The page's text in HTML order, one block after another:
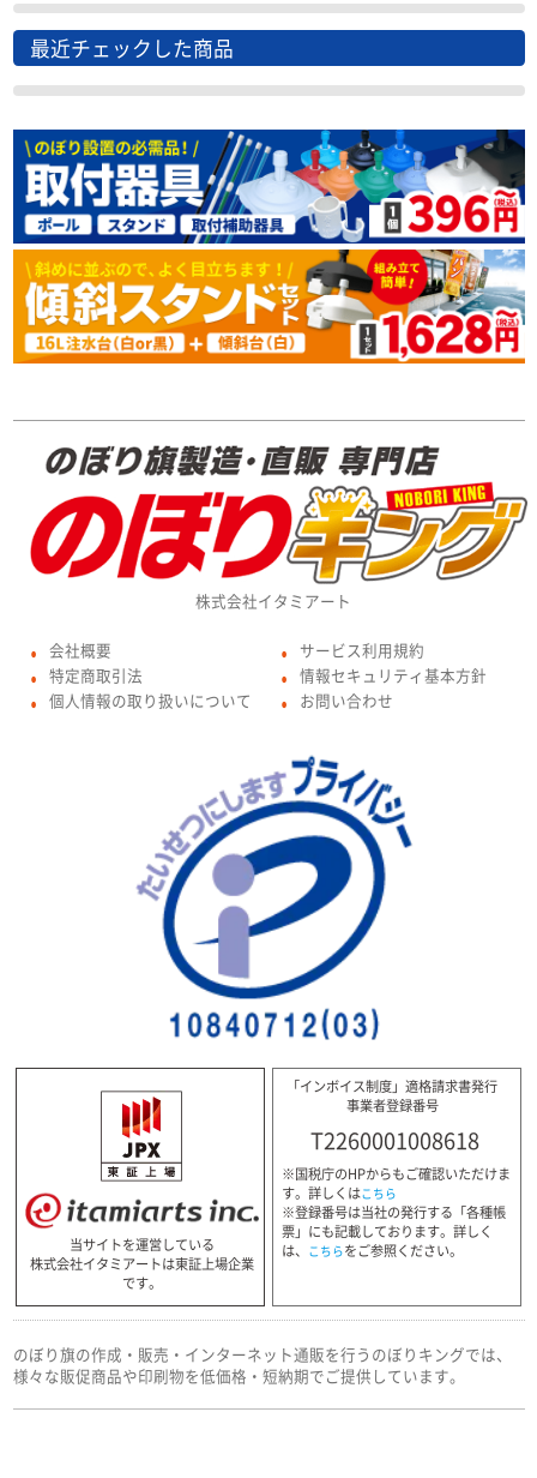
最近チェックした商品
株式会社イタミアート
● 会社概要
● 特定商取引法
● 個人情報の取り扱いについて
● サービス利用規約
● 情報セキュリティ基本方針
● お問い合わせ
当サイトを運営している
株式会社イタミアートは東証上場企業
です。
「インボイス制度」適格請求書発行
事業者登録番号
T2260001008618
※国税庁のHPからもご確認いただけま
す。詳しくはこちら
※登録番号は当社の発行する「各種帳
票」にも記載しております。詳しく
は、 こちらをご参照ください。
のぼり旗の作成・販売・インターネット通販を行うのぼりキングでは、
様々な販促商品や印刷物を低価格・短納期でご提供しています。